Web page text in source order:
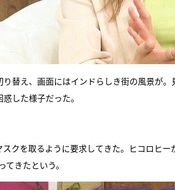
替え、画面にはインドらしき街の風景が
した様子だった。
クを取るように要求してきた。ヒコロヒ
きたという。